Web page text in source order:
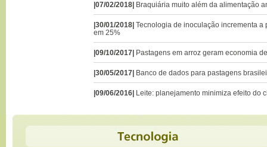
|07/02/2018| Braquiária muito além da alimentação
|30/01/2018| Tecnologia de inoculação incrementa
em 25%
|09/10/2017| Pastagens em arroz geram economia
|30/05/2017| Banco de dados para pastagens
|09/06/2016| Leite: planejamento minimiza efeito do